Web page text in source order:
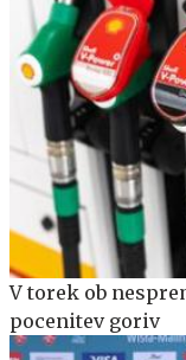
V torek ob
pocenitev goriv